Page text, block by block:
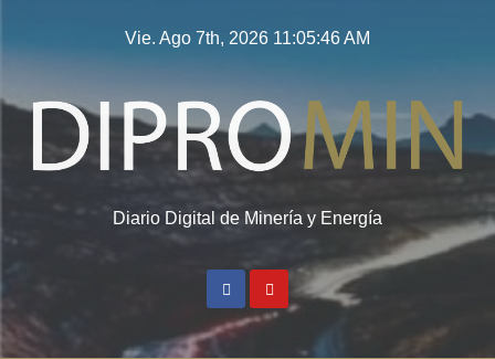
Vie. Ago 7th, 2026 11:05:47 AM
Diario Digital de Minería y Energía